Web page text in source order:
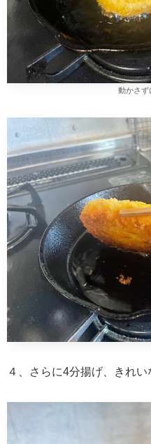
動かさず
４、さらに4分揚げ、きれい